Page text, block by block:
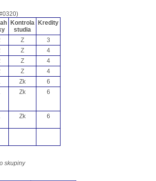
Kontrola
studia
Kredity
Z
3
Z
4
Z
4
Z
4
Zk
6
Zk 6
Zk 6
skupiny